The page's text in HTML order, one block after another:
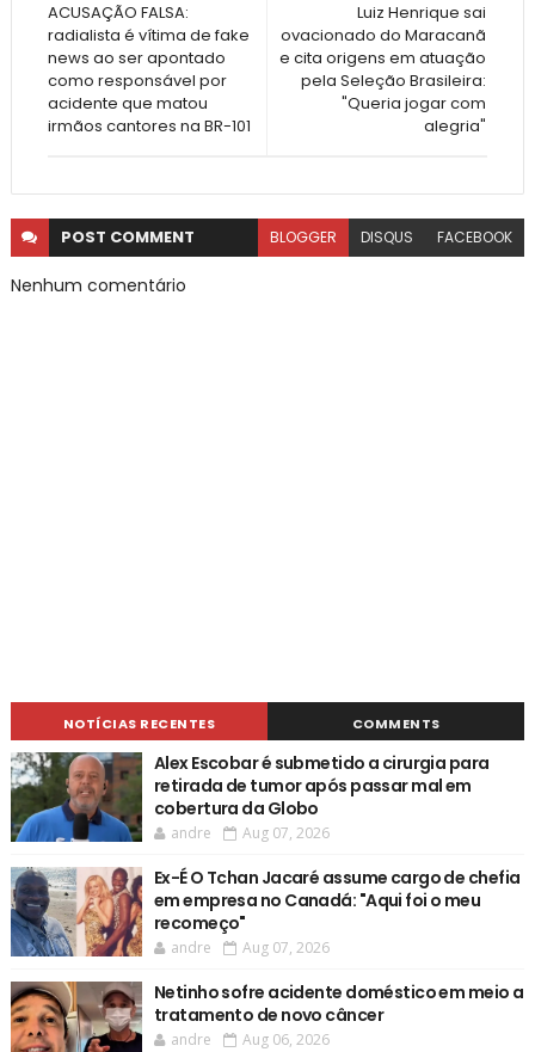
Luiz Henrique sai
ovacionado do Maracanã
e cita origens em atuação
pela Seleção Brasileira:
"Queria jogar com
alegria"
ACUSAÇÃO FALSA:
radialista é vítima de fake
news ao ser apontado
como responsável por
acidente que matou
irmãos cantores na BR-101
POST COMMENT BLOGGER DISQUS FACEBOOK
Nenhum comentário
NOTÍCIAS RECENTES COMMENTS
Alex Escobar é submetido a cirurgia para
retirada de tumor após passar mal em
cobertura da Globo
andre Aug 07, 2026
Ex-É O Tchan Jacaré assume cargo de chefia
em empresa no Canadá: "Aqui foi o meu
recomeço"
andre Aug 07, 2026
Netinho sofre acidente doméstico em meio a
tratamento de novo câncer
andre Aug 06, 2026